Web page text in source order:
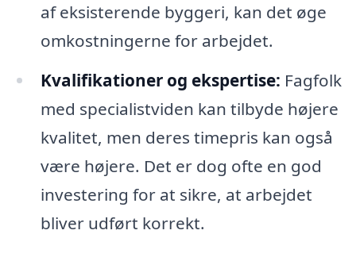
af eksisterende byggeri, kan det øge
omkostningerne for arbejdet.
Kvalifikationer og ekspertise: Fagfolk
med specialistviden kan tilbyde højere
kvalitet, men deres timepris kan også
være højere. Det er dog ofte en god
investering for at sikre, at arbejdet
bliver udført korrekt.